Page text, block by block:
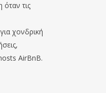
τις
χονδρική
AirBnB.